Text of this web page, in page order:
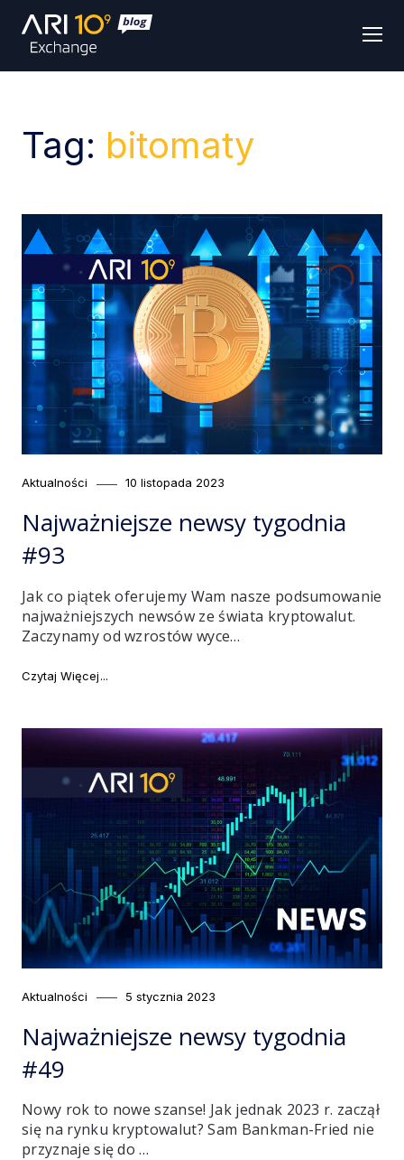
Tag: bitomaty
Category
Aktualności
Posted
10 listopada 2023
Najważniejsze newsy tygodnia
#93
Jak co piątek oferujemy Wam nasze podsumowanie
najważniejszych newsów ze świata kryptowalut.
Zaczynamy od wzrostów wyce…
Czytaj Więcej
Category
Aktualności
Posted
5 stycznia 2023
Najważniejsze newsy tygodnia
#49
Nowy rok to nowe szanse! Jak jednak 2023 r. zaczął
się na rynku kryptowalut? Sam Bankman-Fried nie
przyznaje się do …